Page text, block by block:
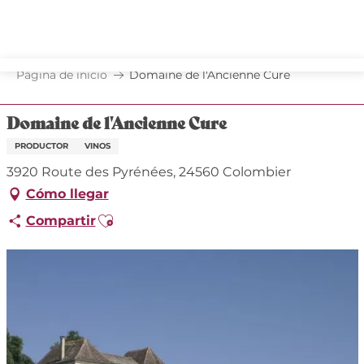
principal
Página de inicio Domaine de l'Ancienne Cure
Domaine de l'Ancienne Cure
PRODUCTOR VINOS
3920 Route des Pyrénées, 24560 Colombier
Cómo llegar
CompartirAjouter aux favoris